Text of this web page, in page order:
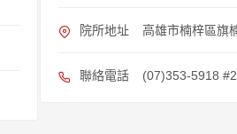
院所地址 高雄市楠梓區旗
聯絡電話 (07)353-5918